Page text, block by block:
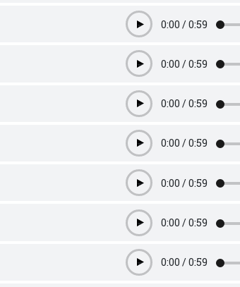
Play0:00 /0:59
Play0:00 /0:59
Play0:00 /0:59
Play0:00 /0:59
Play0:00 /0:59
Play0:00 /0:59
Play0:00 /0:59